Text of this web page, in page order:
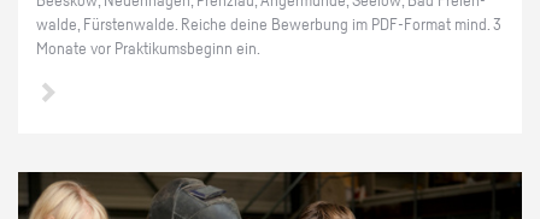
wal­de, Fürs­ten­wal­de. Rei­che deine Be­wer­bung im PDF-For­mat mind. 3
Mo­na­te vor Prak­ti­kums­be­ginn ein.